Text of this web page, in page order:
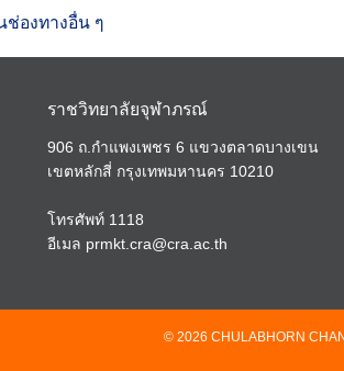
องทางอื่น ๆ
ราชวิทยาลัยจุฬาภรณ์
906 ถ.กำแพงเพชร 6 แขวงตลาดบางเขน
เขตหลักสี่ กรุงเทพมหานคร 10210
โทรศัพท์ 1118
อีเมล prmkt.cra@cra.ac.th
© 2026 CHULABHORN